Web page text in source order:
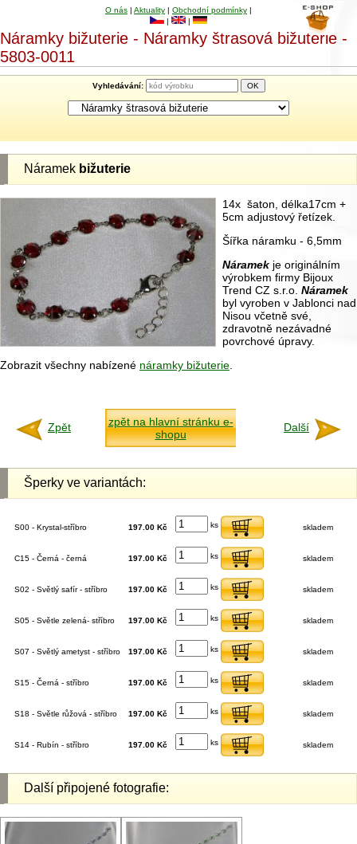
O nás | Aktuality | Obchodní podmínky |
|
|
Náramky bižuterie - Náramky štrasová bižuterie -
5803-0011
Vyhledávání:
Náramek bižuterie
14x šaton, délka17cm +
5cm adjustový řetízek.
Šířka náramku - 6,5mm
Náramekje originálním
výrobkem firmy Bijoux
Trend CZ s.r.o. Náramek
byl vyroben v Jablonci nad
Nisou včetně své,
zdravotně nezávadné
povrchové úpravy.
Zobrazit všechny nabízené náramky bižuterie
Zpět
zpět na hlavní stránku e-
shopu
Další
Šperky ve variantách:
S00 - Krystal-stříbro 197.00 Kč ks skladem
C15 - Černá - černá 197.00 Kč ks skladem
S02 - Světlý safír - stříbro 197.00 Kč ks skladem
S05 - Světle zelená- stříbro 197.00 Kč ks skladem
S07 - Světlý ametyst - stříbro 197.00 Kč ks skladem
S15 - Černá - stříbro 197.00 Kč ks skladem
S18 - Světle růžová - stříbro 197.00 Kč ks skladem
S14 - Rubín - stříbro 197.00 Kč ks skladem
Další připojené fotografie: